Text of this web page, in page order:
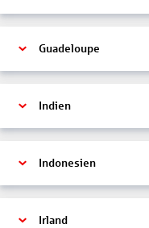
Guadeloupe
Indien
Indonesien
Irland